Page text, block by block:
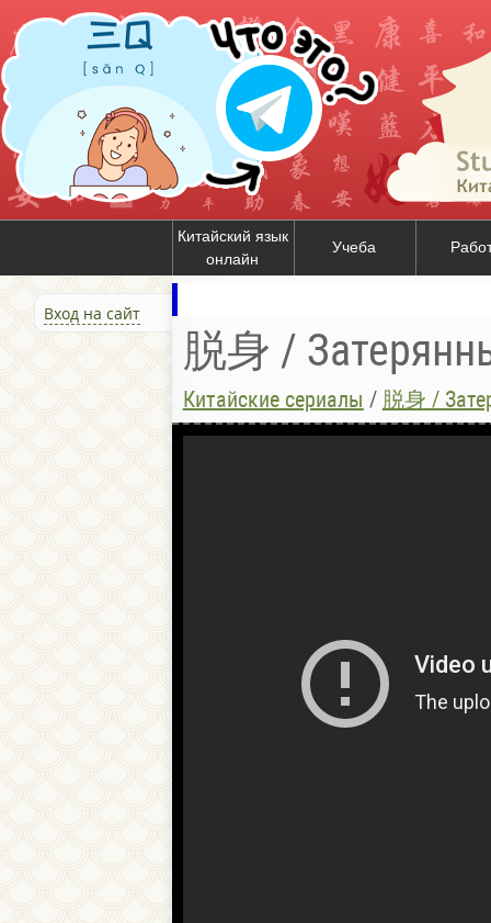
Китайский язык
онлайн
Учеба
Вход на сайт
脱身 /
Китайские сериалы / 脱身 /